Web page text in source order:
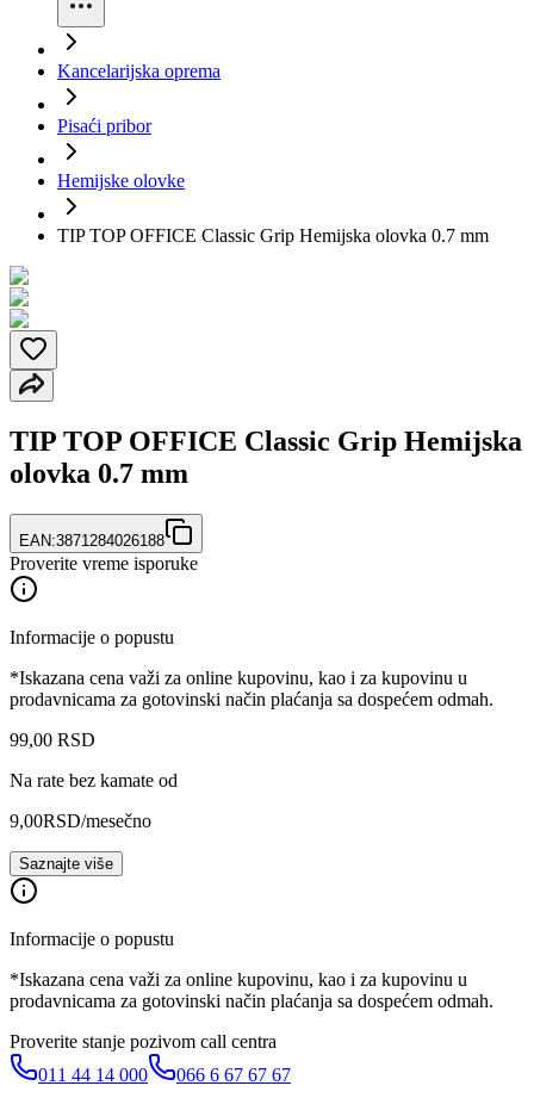
Kancelarijska oprema
Pisaći pribor
Hemijske olovke
TIP TOP OFFICE Classic Grip Hemijska olovka 0.7 mm
TIP TOP OFFICE Classic Grip Hemijska
olovka 0.7 mm
EAN:3871284026188
Proverite vreme isporuke
Informacije o popustu
*Iskazana cena važi za online kupovinu, kao i za kupovinu u
prodavnicama za gotovinski način plaćanja sa dospećem odmah.
99,00 RSD
Na rate bez kamate od
9,00RSD/mesečno
Saznajte više
Informacije o popustu
*Iskazana cena važi za online kupovinu, kao i za kupovinu u
prodavnicama za gotovinski način plaćanja sa dospećem odmah.
Proverite stanje pozivom call centra
011 44 14 000
066 6 67 67 67